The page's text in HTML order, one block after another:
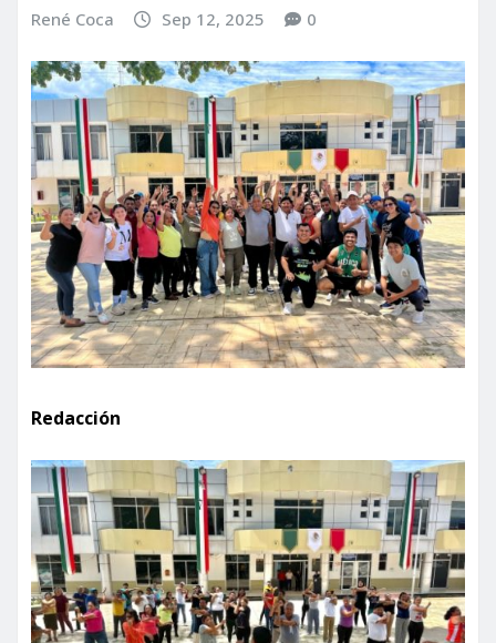
René Coca Sep 12, 2025 0
Redacción